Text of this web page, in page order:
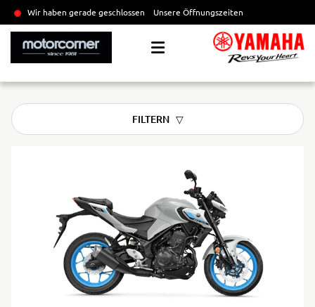
Wir haben gerade geschlossen Unsere Öffnungszeiten
FILTERN